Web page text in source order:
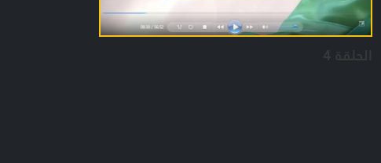
الحلقة 4